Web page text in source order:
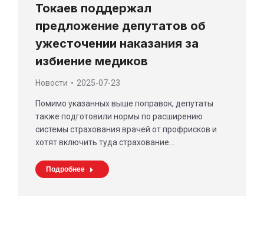
Токаев поддержал
предложение депутатов об
ужесточении наказания за
избиение медиков
Новости 2025-07-23
Помимо указанных выше поправок, депутаты
также подготовили нормы по расширению
системы страхования врачей от профрисков и
хотят включить туда страхование…
Подробнее